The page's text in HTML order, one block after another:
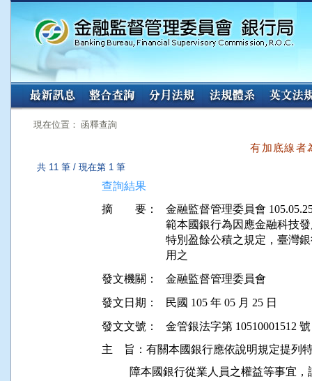
:::
現在位置： 函釋查詢
有加底線者
共 11 筆 / 現在第 1 筆
查詢結果
摘 要：
金融監督管理委員會
範本國銀行為因應金融科技
特別盈餘公積之規定，臺灣
發文機關：
金融監督管理委員會
發文日期：
民國 105 年 05 月 25 日
發文文號：
金管銀法字第 10510001512
主    旨：有關本國銀行應依說明規定提列
障本國銀行從業人員之權益等事